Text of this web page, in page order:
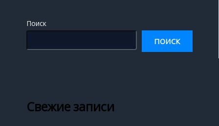
Поиск
ПОИСК
Свежие записи